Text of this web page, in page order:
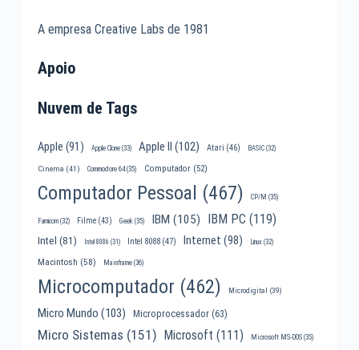
A empresa Creative Labs de 1981
Apoio
Nuvem de Tags
Apple (91) Apple Clone(33) Apple II (102) Atari (46) BASIC(32)
Cinema (41) Commodore 64(35) Computador(52)
Computador Pessoal (467) CP/M (35)
Famicom(32) Filme(43) Geek(35) IBM (105) IBM PC (119)
Intel (81) Intel 8086 (31) Intel 8088(47) Internet (98) Linux(32)
Macintosh (58) Mainframe(36)
Microcomputador (462) Microdigital (39)
Micro Mundo (103) Microprocessador(63)
Micro Sistemas (151) Microsoft (111) Microsoft MS-DOS(35)